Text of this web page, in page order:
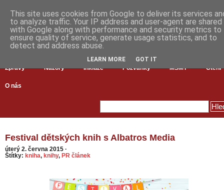
Zprávy Názory Inkluze Pozvánky MŠMT Čtení
O nás
Festival dětských knih s Albatros Media
úterý 2. června 2015 ·
Štítky: kniha, knihy, PR článek
This site uses cookies from Google to deliver its services
to analyze traffic. Your IP address and user-agent are shared
with Google along with performance and security metrics to
ensure quality of service, generate usage statistics, and to
detect and address abuse.
LEARN MORE GOT IT